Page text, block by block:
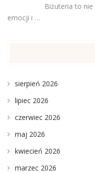
Biżuteria to
emocji i …
sierpień 2026
lipiec 2026
czerwiec 2026
maj 2026
kwiecień 2026
marzec 2026